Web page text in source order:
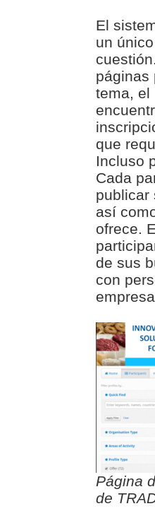
El
un
páginas
tema, el
que
Incluso
Cada
publicar
así
ofrece.
de sus
con
Página
de